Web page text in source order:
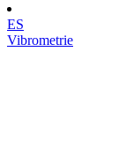
ES
Vibrometrie